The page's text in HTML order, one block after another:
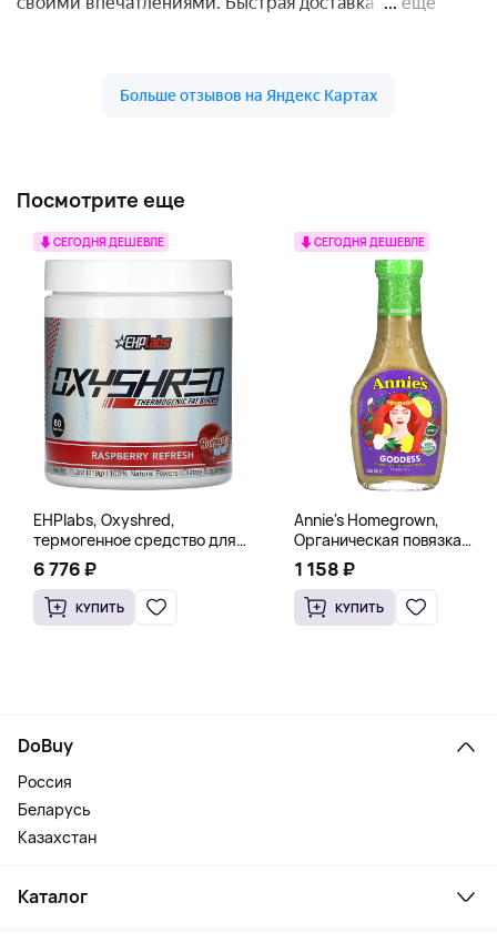
Посмотрите еще
СЕГОДНЯ ДЕШЕВЛЕ
EHPlabs, Oxyshred,
термогенное средство для
сжигания жира, малиновое
освежение, 318 г (11,2 унции)
6 776 ₽
КУПИТЬ
СЕГОДНЯ ДЕШЕВЛЕ
Annie's Homegrown,
Органическая повязка
«Богиня», 236 мл (8 жидк.
унц.)
1 158 ₽
КУПИТЬ
DoBuy
Россия
Беларусь
Казахстан
Каталог